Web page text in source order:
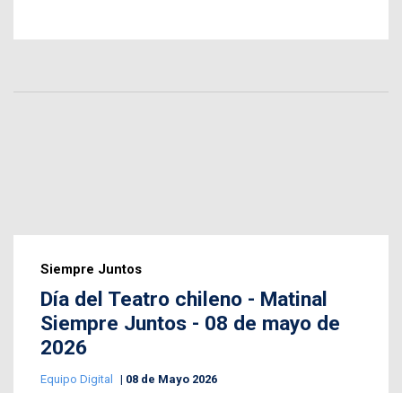
Siempre Juntos
Día del Teatro chileno - Matinal
Siempre Juntos - 08 de mayo de
2026
Equipo Digital 08 de Mayo 2026